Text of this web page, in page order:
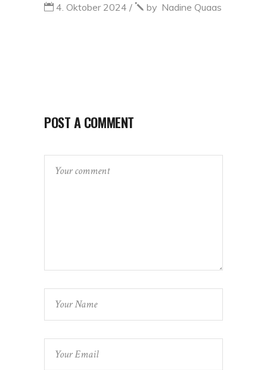
4. Oktober 2024 by Nadine Quaas
POST A COMMENT